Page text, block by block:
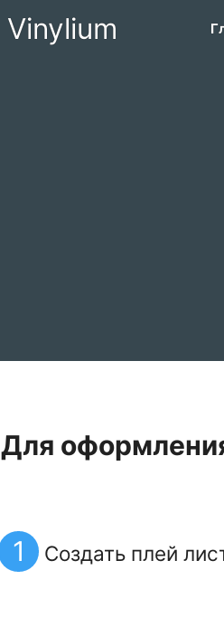
Vinylium
Для
1 Создать плей